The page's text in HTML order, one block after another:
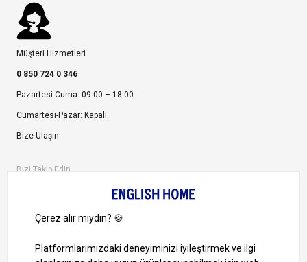
Müşteri Hizmetleri
0 850 724 0 346
Pazartesi-Cuma: 09:00 – 18:00
Cumartesi-Pazar: Kapalı
Bize Ulaşın
Bizi Takip Edin
1000 TL ve Üzeri Alışverişlerinizde Kargo Bedava!